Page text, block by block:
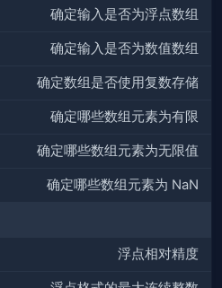
确定输入是否为浮点数组
确定输入是否为数值数组
确定数组是否使用复数存储
确定哪些数组元素为有限
确定哪些数组元素为无限值
确定哪些数组元素为 NaN
浮点相对精度